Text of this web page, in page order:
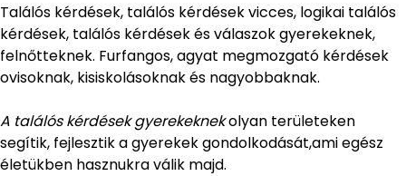
Találós kérdések, találós kérdések vicces, logikai találós
kérdések, találós kérdések és válaszok gyerekeknek,
felnőtteknek. Furfangos, agyat megmozgató kérdések
ovisoknak, kisiskolásoknak és nagyobbaknak.
A találós kérdések gyerekeknekolyan területeken
segítik, fejlesztik a gyerekek gondolkodását,ami egész
életükben hasznukra válik majd.